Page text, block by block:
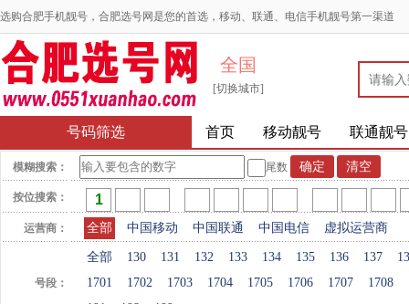
选购合肥手机靓号，合肥选号网是您的首选，移动、联通、电信手机靓号第一渠道
全国
[切换城市]
号码筛选 首页 移动靓号 联通靓号
模糊搜索： 尾数
按位搜索：
运营商： 全部 中国移动 中国联通 中国电信 虚拟运营商
号段：
全部 130 131 132 133 134 135 136 137
1701
1702 1703 1704 1705 1706 1707 1708